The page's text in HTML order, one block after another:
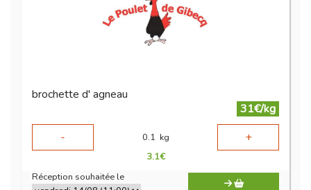
brochette d' agneau
31€/kg
-
0.1 kg +
3.1€
Réception souhaitée le